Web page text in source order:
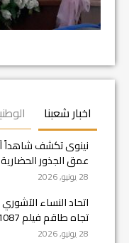
اخبار شعبنا
نينوى تكشف شاهداً
عمق الجذور
28 يونيو, 2026
اتحاد النساء
تجاه طاقم فيلم Case 1087
28 يونيو, 2026